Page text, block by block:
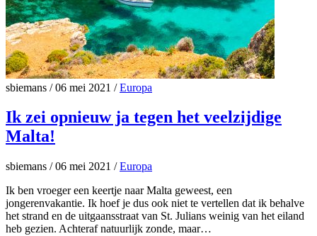
sbiemans /06 mei 2021 / Europa
Ik zei opnieuw ja tegen het veelzijdige
Malta!
sbiemans /06 mei 2021 / Europa
Ik ben vroeger een keertje naar Malta geweest, een
jongerenvakantie. Ik hoef je dus ook niet te vertellen dat ik behalve
het strand en de uitgaansstraat van St. Julians weinig van het eiland
heb gezien. Achteraf natuurlijk zonde, maar…